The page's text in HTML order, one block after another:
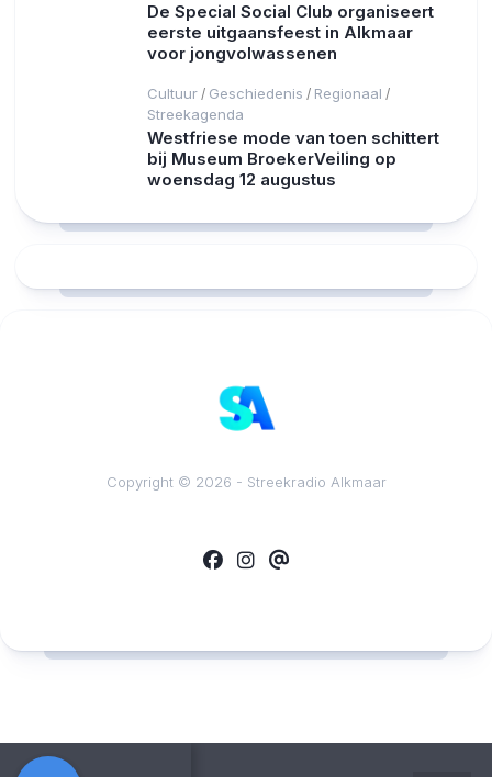
De Special Social Club organiseert
eerste uitgaansfeest in Alkmaar
voor jongvolwassenen
Cultuur / Geschiedenis / Regionaal /
Streekagenda
Westfriese mode van toen schittert
bij Museum BroekerVeiling op
woensdag 12 augustus
Copyright © 2026 - Streekradio Alkmaar